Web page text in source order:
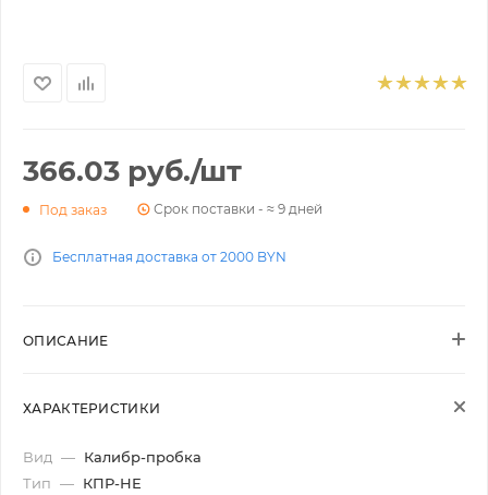
366.03 руб./шт
Под заказ Срок поставки - ≈ 9 дней
Бесплатная доставка от 2000 BYN
ОПИСАНИЕ
ХАРАКТЕРИСТИКИ
Вид — Калибр-пробка
Тип — КПР-НЕ